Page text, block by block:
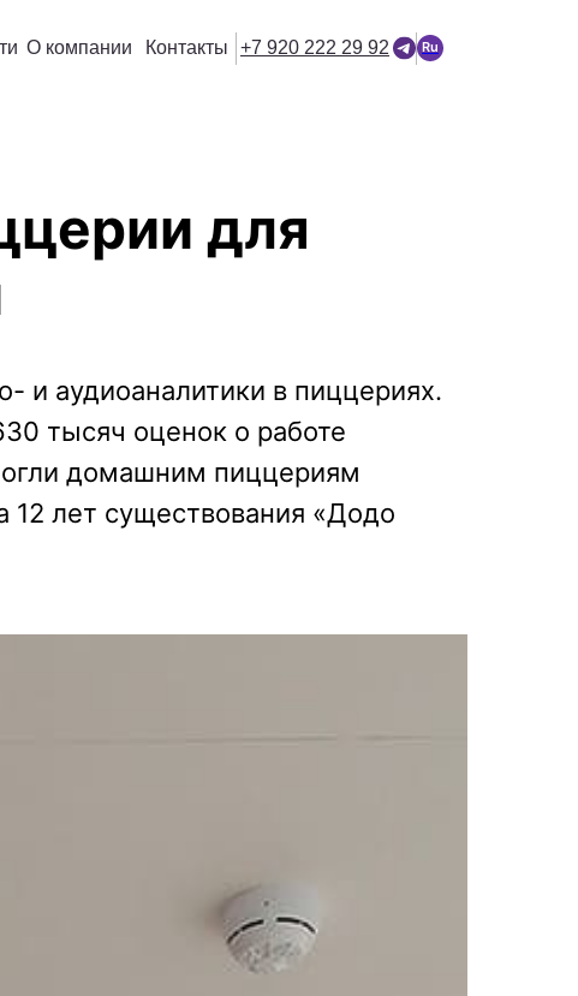
О компании Контакты +7 920 222 29 92 Ru
для
и аудиоаналитики в пиццериях.
тысяч оценок о работе
домашним пиццериям
12 лет существования «Додо